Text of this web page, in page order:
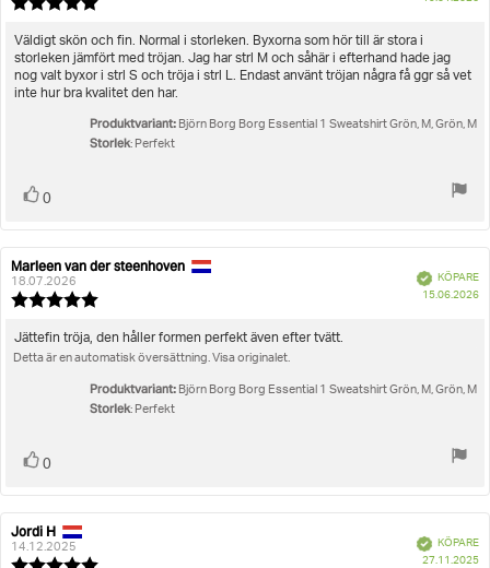
utav
5
stjärnor
Recensionstext:
Väldigt skön och fin. Normal i storleken. Byxorna som hör till är stora i
storleken jämfört med tröjan. Jag har strl M och såhär i efterhand hade jag
nog valt byxor i strl S och tröja i strl L. Endast använt tröjan några få ggr så vet
inte hur bra kvalitet den har.
Produktvariant: Björn Borg Borg Essential 1 Sweatshirt Grön, M, Grön, M
Storlek: Perfekt
Rösta
0
Recensionsförfattare:
Marleen van der steenhoven
18.07.2026
utav
BekräftadKÖPARE
15.06.2026
Recensionstext:
Jättefin tröja, den håller formen perfekt även efter tvätt.
Detta är en automatisk översättning. Visa originalet.
Produktvariant: Björn Borg Borg Essential 1 Sweatshirt Grön, M, Grön, M
Storlek: Perfekt
Rösta
0
Recensionsförfattare:
Jordi H
14.12.2025
BekräftadKÖPARE
27.11.2025